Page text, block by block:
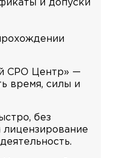
и допуски
СРО Центр» —
время, силы и
без
лицензирование